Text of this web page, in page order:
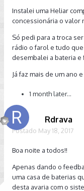
Instalei uma Heliar
concessionária o valor
Só pedi para a troca
rádio o farol e tudo
desembalei a bateria e
Já faz mais de um ano
1 month later...
Rdrava
Postado May 18, 2017
Boa noite a todos!!
Apenas dando o
uma casa de baterias
desta avaria com o